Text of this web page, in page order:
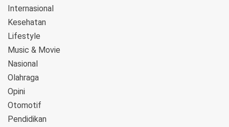
Internasional
Kesehatan
Lifestyle
Music & Movie
Nasional
Olahraga
Opini
Otomotif
Pendidikan